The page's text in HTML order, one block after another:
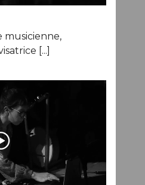
musicienne,
[...]